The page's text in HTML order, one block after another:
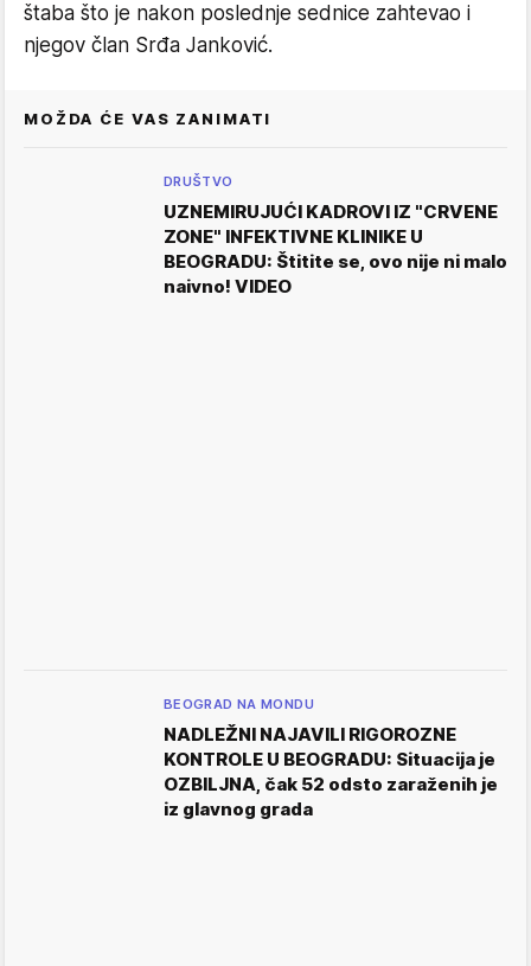
štaba što je nakon poslednje sednice zahtevao i
njegov član Srđa Janković.
MOŽDA ĆE VAS ZANIMATI
DRUŠTVO
UZNEMIRUJUĆI KADROVI IZ "CRVENE
ZONE" INFEKTIVNE KLINIKE U
BEOGRADU: Štitite se, ovo nije ni malo
naivno! VIDEO
BEOGRAD NA MONDU
NADLEŽNI NAJAVILI RIGOROZNE
KONTROLE U BEOGRADU: Situacija je
OZBILJNA, čak 52 odsto zaraženih je
iz glavnog grada